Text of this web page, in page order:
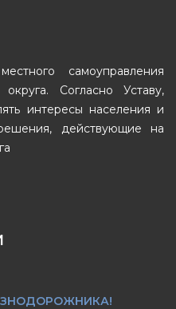
самоуправления
Согласно Уставу,
интересы населения и
действующие на